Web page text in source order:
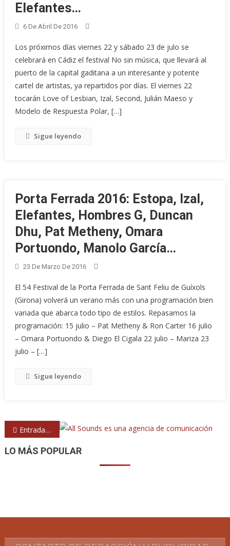
Elefantes…
6 De Abril De 2016
Los próximos días viernes 22 y sábado 23 de julo se
celebrará en Cádiz el festival No sin música, que llevará al
puerto de la capital gaditana a un interesante y potente
cartel de artistas, ya repartidos por días. El viernes 22
tocarán Love of Lesbian, Izal, Second, Julián Maeso y
Modelo de Respuesta Polar, […]
Sigue leyendo
Porta Ferrada 2016: Estopa, Izal,
Elefantes, Hombres G, Duncan
Dhu, Pat Metheny, Omara
Portuondo, Manolo García…
23 De Marzo De 2016
El 54 Festival de la Porta Ferrada de Sant Feliu de Guíxols
(Girona) volverá un verano más con una programación bien
variada que abarca todo tipo de estilos. Repasamos la
programación: 15 julio – Pat Metheny & Ron Carter 16 julio
– Omara Portuondo & Diego El Cigala 22 julio – Mariza 23
julio – […]
Sigue leyendo
Navegación
de
Entradas anteriores
LO MÁS POPULAR